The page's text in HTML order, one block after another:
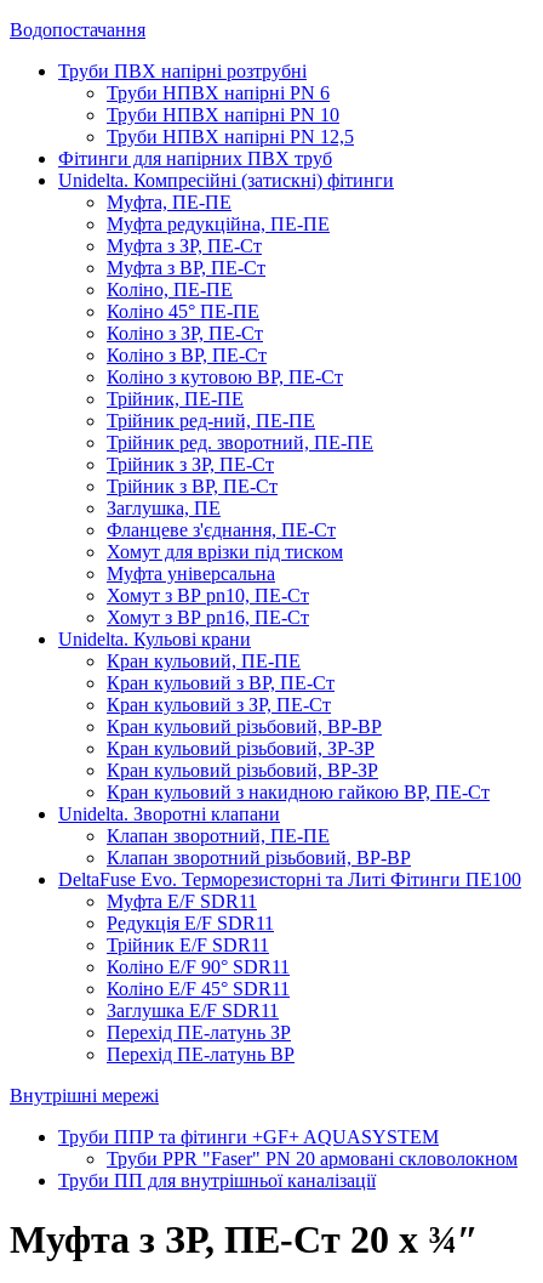
Водопостачання
Труби ПВХ напірні розтрубні
Труби НПВХ напірні PN 6
Труби НПВХ напірні PN 10
Труби НПВХ напірні PN 12,5
Фітинги для напірних ПВХ труб
Unidelta. Компресійні (затискні) фітинги
Муфта, ПЕ-ПЕ
Муфта редукційна, ПЕ-ПЕ
Муфта з ЗР, ПЕ-Ст
Муфта з ВР, ПЕ-Ст
Коліно, ПЕ-ПЕ
Коліно 45° ПЕ-ПЕ
Коліно з ЗР, ПЕ-Ст
Коліно з ВР, ПЕ-Ст
Коліно з кутовою ВР, ПЕ-Ст
Трійник, ПЕ-ПЕ
Трійник ред-ний, ПЕ-ПЕ
Трійник ред. зворотний, ПЕ-ПЕ
Трійник з ЗР, ПЕ-Ст
Трійник з ВР, ПЕ-Ст
Заглушка, ПЕ
Фланцеве з'єднання, ПЕ-Ст
Хомут для врізки під тиском
Муфта універсальна
Хомут з ​​ВР pn10, ПЕ-Ст
Хомут з ВР pn16, ПЕ-Ст
Unidelta. Кульові крани
Кран кульовий, ПЕ-ПЕ
Кран кульовий з ВР, ПЕ-Ст
Кран кульовий з ЗР, ПЕ-Ст
Кран кульовий різьбовий, ВР-ВР
Кран кульовий різьбовий, ЗР-ЗР
Кран кульовий різьбовий, ВР-ЗР
Кран кульовий з накидною гайкою ВР, ПЕ-Ст
Unidelta. Зворотні клапани
Клапан зворотний, ПЕ-ПЕ
Клапан зворотний різьбовий, ВР-ВР
DeltaFuse Evo. Терморезисторні та Литі Фітинги ПЕ100
Муфта E/F SDR11
Редукція E/F SDR11
Трійник E/F SDR11
Коліно E/F 90° SDR11
Коліно E/F 45° SDR11
Заглушка E/F SDR11
Перехід ПЕ-латунь ЗР
Перехід ПЕ-латунь ВР
Внутрішні мережі
Труби ППР та фітинги +GF+ AQUASYSTEM
Труби PPR "Faser" PN 20 армовані скловолокном
Труби ПП для внутрішньої каналізації
Муфта з ЗР, ПЕ-Ст 20 х ¾″